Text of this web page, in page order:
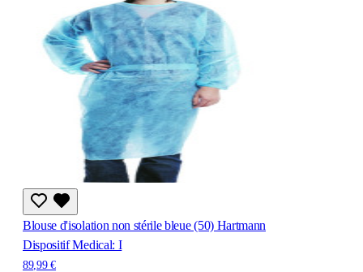
Blouse d'isolation non stérile bleue (50) Hartmann
Dispositif Medical: I
89,99 €